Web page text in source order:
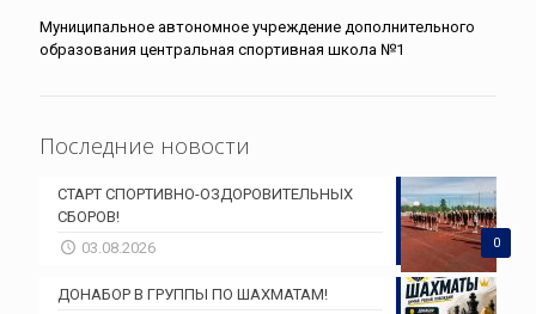
Муниципальное автономное учреждение дополнительного
образования центральная спортивная школа №1
Последние новости
0
СТАРТ СПОРТИВНО-ОЗДОРОВИТЕЛЬНЫХ
СБОРОВ!
03.08.2026
ДОНАБОР В ГРУППЫ ПО ШАХМАТАМ!